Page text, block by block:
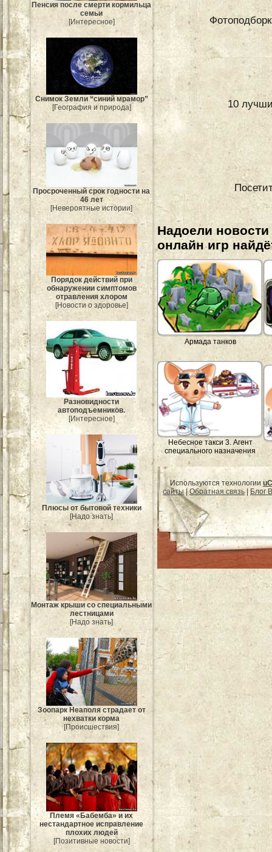
Пенсия после смерти кормильца
семьи
[Интересное]
Снимок Земли “синий мрамор”
[География и природа]
Просроченный срок годности на
46 лет
[Невероятные истории]
Порядок действий при
обнаружении симптомов
отравления хлором
[Новости о здоровье]
Разновидности
автоподъемников.
[Интересное]
Плюсы от бытовой техники
[Надо знать]
Монтаж крыши со специальными
лестницами
[Надо знать]
Зоопарк Неаполя страдает от
нехватки корма
[Происшествия]
Племя «Бабемба» и их
нестандартное исправление
плохих людей
[Позитивные новости]
10
Надоели
онлайн игр
Армада танков
Небесное такси 3. Агент
специального назначения
Используются технологии
сайты|Обратная связь Блог